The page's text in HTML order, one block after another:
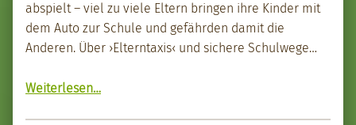
abspielt – viel zu viele Eltern brin­gen ihre Kinder mit
dem Auto zur Schule und gefährden damit die
Anderen. Über ›Eltern­taxis‹ und sichere Schul­wege…
Weit­er­lesen“Sich­er zur Schule – ohne Auto”
…